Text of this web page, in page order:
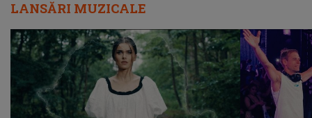
LANSĂRI MUZICALE